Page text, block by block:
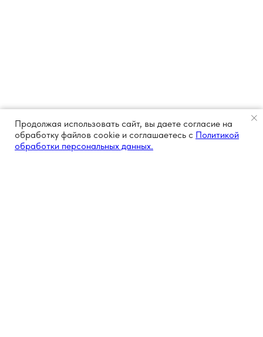
Продолжая использовать сайт, вы даете согласие на
обработку файлов cookie и соглашаетесь с Политикой
обработки персональных данных.